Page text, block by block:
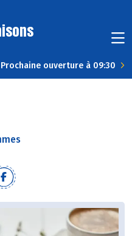
Prochaine ouverture à 09:30